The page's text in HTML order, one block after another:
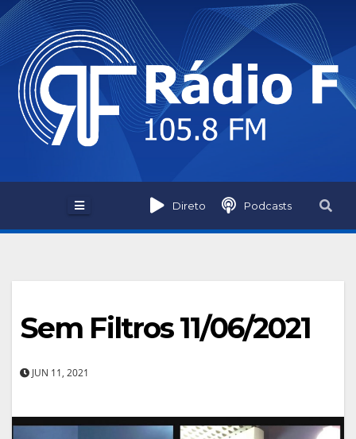
Skip
to
content
Direto Podcasts
Sem Filtros 11/06/2021
JUN 11, 2021